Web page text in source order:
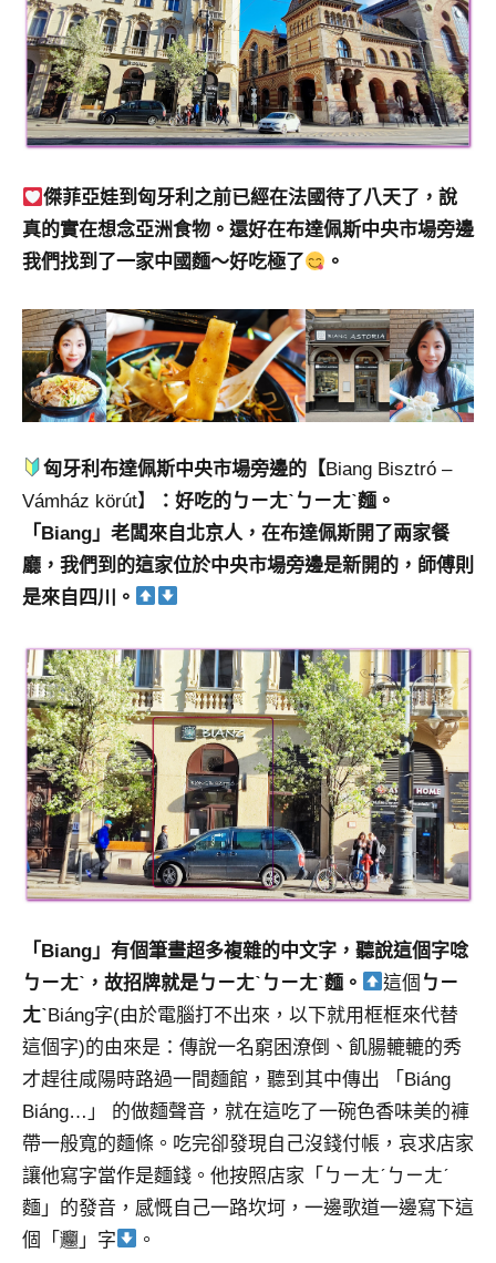
傑菲亞娃到匈牙利之前已經在法國待了八天了，說
真的實在想念亞洲食物。還好在布達佩斯中央市場旁邊
我們找到了一家中國麵～好吃極了
。
匈牙利布達佩斯中央市場旁邊的【Biang Bisztró –
Vámház körút】
：好吃的ㄅㄧㄤˋㄅㄧㄤˋ麵。
「Biang」老闆來自北京人，在布達佩斯開了兩家餐
廳，我們到的這家位於中央市場旁邊是新開的，師傅則
是來自四川。
「Biang」有個筆畫超多複雜的中文字，聽說這個字唸
ㄅㄧㄤˋ，故招牌就是ㄅㄧㄤˋㄅㄧㄤˋ麵。
這個 ㄅㄧ
ㄤˋBiáng字(由於電腦打不出來，以下就用框框來代替
這個字)的由來是：傳說一名窮困潦倒、飢腸轆轆的秀
才趕往咸陽時路過一間麵館，聽到其中傳出 「Biáng
Biáng…」 的做麵聲音，就在這吃了一碗色香味美的褲
帶一般寬的麵條。吃完卻發現自己沒錢付帳，哀求店家
讓他寫字當作是麵錢。他按照店家「ㄅㄧㄤˊㄅㄧㄤˊ
麵」的發音，感慨自己一路坎坷，一邊歌道一邊寫下這
個「𰻞」字
。